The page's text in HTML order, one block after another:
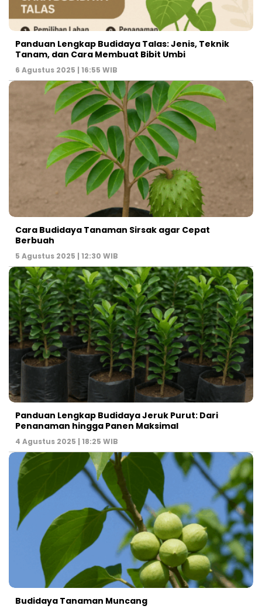
Panduan Lengkap Budidaya Talas: Jenis, Teknik
Tanam, dan Cara Membuat Bibit Umbi
6 Agustus 2025 | 16:55 WIB
Cara Budidaya Tanaman Sirsak agar Cepat
Berbuah
5 Agustus 2025 | 12:30 WIB
Panduan Lengkap Budidaya Jeruk Purut: Dari
Penanaman hingga Panen Maksimal
4 Agustus 2025 | 18:25 WIB
Budidaya Tanaman Muncang